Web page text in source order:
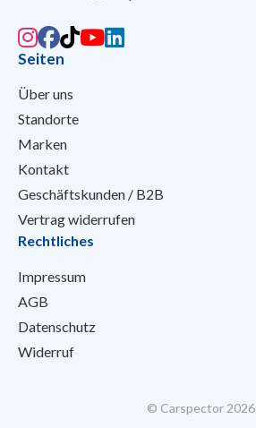
Seiten
Über uns
Standorte
Marken
Kontakt
Geschäftskunden / B2B
Vertrag widerrufen
Rechtliches
Impressum
AGB
Datenschutz
Widerruf
© Carspector 2026